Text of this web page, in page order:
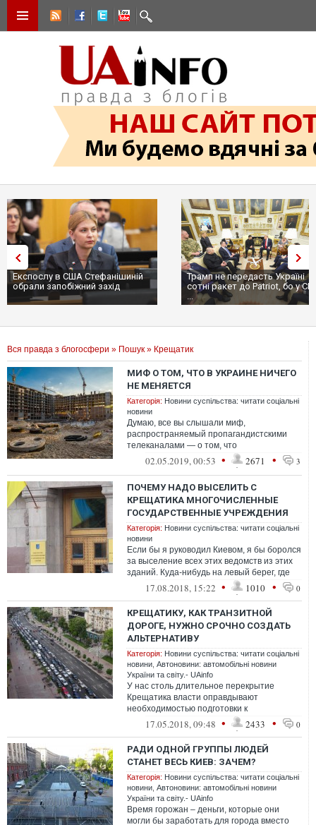
Експослу в США Стефанішиній
обрали запобіжний захід
Трамп не передасть Україні
сотні ракет до Patriot, бо у
...
Вся правда з блогосфери » Пошук » Крещатик
МИФ О ТОМ, ЧТО В УКРАИНЕ НИЧЕГО
НЕ МЕНЯЕТСЯ
Категорія: Новини суспільства: читати соціальні
новини
Думаю, все вы слышали миф,
распространяемый пропагандистскими
телеканалами — о том, что
в Украине после Евромайдана всё очень
плохо, ничего не меняетс...
02.05.2019, 00:53 • 2671 • 3
ПОЧЕМУ НАДО ВЫСЕЛИТЬ С
КРЕЩАТИКА МНОГОЧИСЛЕННЫЕ
ГОСУДАРСТВЕННЫЕ УЧРЕЖДЕНИЯ
Категорія: Новини суспільства: читати соціальні
новини
Если бы я руководил Киевом, я бы боролся
за выселение всех этих ведомств из этих
зданий. Куда-нибудь на левый берег, где
для них можно построить совре...
17.08.2018, 15:22 • 1010 • 0
КРЕЩАТИКУ, КАК ТРАНЗИТНОЙ
ДОРОГЕ, НУЖНО СРОЧНО СОЗДАТЬ
АЛЬТЕРНАТИВУ
Категорія: Новини суспільства: читати соціальні
новини Автоновини: автомобільні новини
України та світу.- UAinfo
У нас столь длительное перекрытие
Крещатика власти оправдывают
необходимостью подготовки к
мероприятию. Неужели другие города не
готовятся? Как у них ...
17.05.2018, 09:48 • 2433 • 0
РАДИ ОДНОЙ ГРУППЫ ЛЮДЕЙ
СТАНЕТ ВЕСЬ КИЕВ: ЗАЧЕМ?
Категорія: Новини суспільства: читати соціальні
новини Автоновини: автомобільні новини
України та світу.- UAinfo
Время горожан – деньги, которые они
могли бы заработать для города вместо